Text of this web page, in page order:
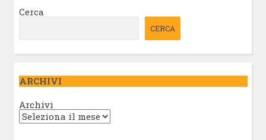
Cerca
CERCA
ARCHIVI
Archivi